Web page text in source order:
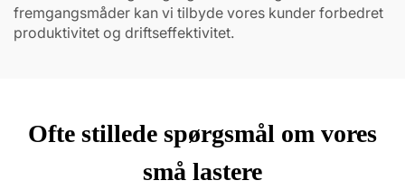
fremgangsmåder kan vi tilbyde vores kunder forbedret
produktivitet og driftseffektivitet.
Ofte stillede spørgsmål om vores
små lastere